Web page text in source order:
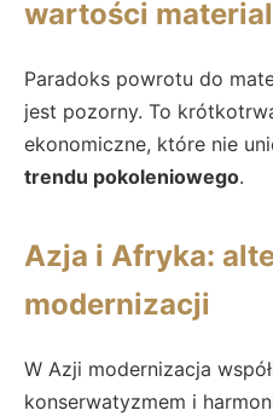
wartości
Paradoks powrotu do
jest pozorny. To
ekonomiczne, które nie
trendu pokoleniowego.
Azja i Afryka:
modernizacji
W Azji modernizacja
konserwatyzmem i